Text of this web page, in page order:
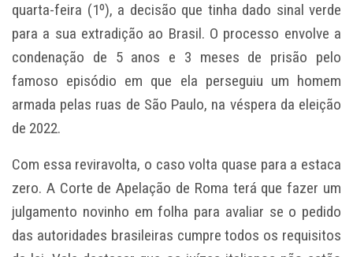
quarta-feira (1º), a decisão que tinha dado sinal verde
para a sua extradição ao Brasil. O processo envolve a
condenação de 5 anos e 3 meses de prisão pelo
famoso episódio em que ela perseguiu um homem
armada pelas ruas de São Paulo, na véspera da eleição
de 2022.
Com essa reviravolta, o caso volta quase para a estaca
zero. A Corte de Apelação de Roma terá que fazer um
julgamento novinho em folha para avaliar se o pedido
das autoridades brasileiras cumpre todos os requisitos